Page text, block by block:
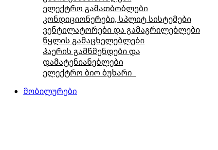
ელექტრო გამათბობლები
კონდიციონერები, სპლიტ სისტემები
ვენტილატორები და გამაგრილებლები
წყლის გამაცხელებლები
ჰაერის გამწმენდები და
დამატენიანებლები
ელექტრო ბიო ბუხარი
მობილურები